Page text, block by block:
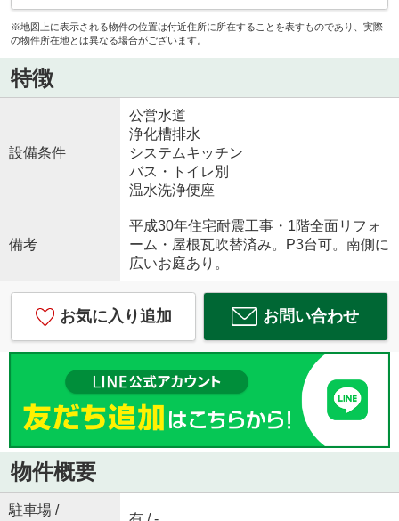
※地図上に表示される物件の位置は付近住所に所在することを表すものであり、実際
の物件所在地とは異なる場合がございます。
特徴
設備条件
公営水道
浄化槽排水
システムキッチン
バス・トイレ別
温水洗浄便座
備考
平成30年住宅耐震工事・1階全面リフォ
ーム・屋根瓦吹替済み。P3台可。南側に
広いお庭あり。
お気に入り追加 お問い合わせ
物件概要
駐車場 /